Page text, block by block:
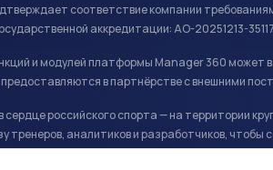
соответствие компании
аккредитации: АО-20251213-
и модулей платформы Manager 360 может
в партнёрстве с внешними
российского спорта — на территории
аналитиков и разработчиков, чтобы